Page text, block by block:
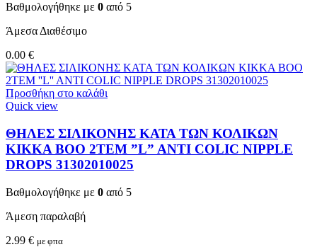
Βαθμολογήθηκε με 0 από 5
Άμεσα Διαθέσιμο
0.00 €
Προσθήκη στο καλάθι
Quick view
ΘΗΛΕΣ ΣΙΛΙΚΟΝΗΣ ΚΑΤΑ ΤΩΝ ΚΟΛΙΚΩΝ
KIKKA BOO 2TEM ”L” ANTI COLIC NIPPLE
DROPS 31302010025
Βαθμολογήθηκε με 0 από 5
Άμεση παραλαβή
2.99 € με φπα